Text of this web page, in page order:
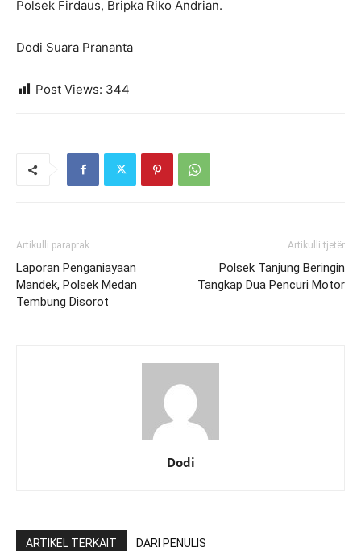
Polsek Firdaus, Bripka Riko Andrian.
Dodi Suara Prananta
Post Views: 344
Artikulli paraprak
Laporan Penganiayaan
Mandek, Polsek Medan
Tembung Disorot
Artikulli tjetër
Polsek Tanjung Beringin
Tangkap Dua Pencuri Motor
Dodi
ARTIKEL TERKAIT DARI PENULIS